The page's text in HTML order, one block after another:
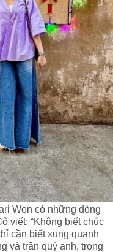
Won có những dòng
viết: “Không biết chúc
cần biết xung quanh
và trân quý anh, trong